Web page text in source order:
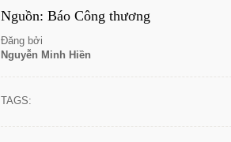
Nguồn: Báo Công thương
Đăng bởi
Nguyễn Minh Hiền
TAGS: